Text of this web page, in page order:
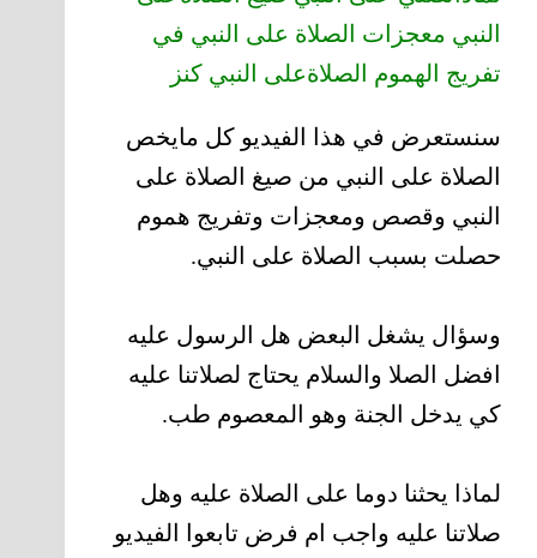
النبي معجزات الصلاة على النبي في
تفريج الهموم الصلاةعلى النبي كنز
سنستعرض في هذا الفيديو كل مايخص
الصلاة على النبي من صيغ الصلاة على
النبي وقصص ومعجزات وتفريج هموم
حصلت بسبب الصلاة على النبي.
وسؤال يشغل البعض هل الرسول عليه
افضل الصلا والسلام يحتاج لصلاتنا عليه
كي يدخل الجنة وهو المعصوم طب.
لماذا يحثنا دوما على الصلاة عليه وهل
صلاتنا عليه واجب ام فرض تابعوا الفيديو